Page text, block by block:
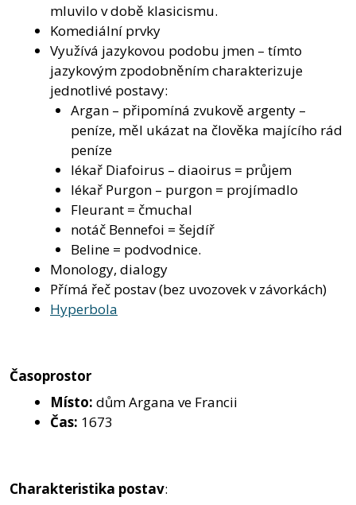
mluvilo v době klasicismu.
Komediální prvky
Využívá jazykovou podobu jmen – tímto
jazykovým zpodobněním charakterizuje
jednotlivé postavy:
Argan – připomíná zvukově argenty –
peníze, měl ukázat na člověka majícího rád
peníze
lékař Diafoirus – diaoirus = průjem
lékař Purgon – purgon = projímadlo
Fleurant = čmuchal
notáč Bennefoi = šejdíř
Beline = podvodnice.
Monology, dialogy
Přímá řeč postav (bez uvozovek v závorkách)
Hyperbola
Časoprostor
Místo: dům Argana ve Francii
Čas: 1673
Charakteristika postav: